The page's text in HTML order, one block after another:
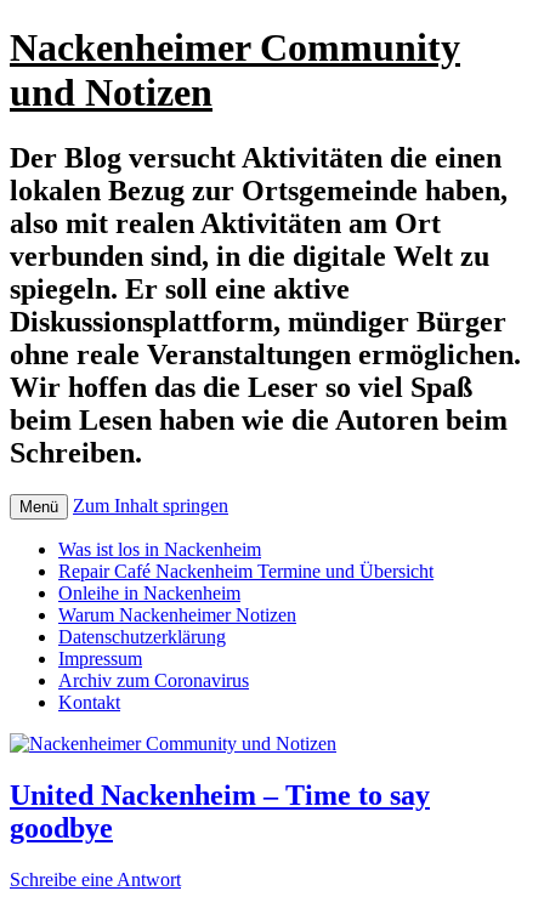
Nackenheimer Community
und Notizen
Der Blog versucht Aktivitäten die einen
lokalen Bezug zur Ortsgemeinde haben,
also mit realen Aktivitäten am Ort
verbunden sind, in die digitale Welt zu
spiegeln. Er soll eine aktive
Diskussionsplattform, mündiger Bürger
ohne reale Veranstaltungen ermöglichen.
Wir hoffen das die Leser so viel Spaß
beim Lesen haben wie die Autoren beim
Schreiben.
Menü Zum Inhalt springen
Was ist los in Nackenheim
Repair Café Nackenheim Termine und Übersicht
Onleihe in Nackenheim
Warum Nackenheimer Notizen
Datenschutzerklärung
Impressum
Archiv zum Coronavirus
Kontakt
United Nackenheim – Time to say
goodbye
Schreibe eine Antwort